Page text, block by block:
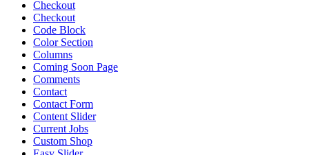
Checkout
Checkout
Code Block
Color Section
Columns
Coming Soon Page
Comments
Contact
Contact Form
Content Slider
Current Jobs
Custom Shop